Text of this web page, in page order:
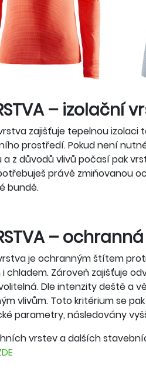
– izolační
zajišťuje tepelnou
prostředí. Pokud není
a z důvodů vlivů počasí pak
právě zmiňovanou
bundě.
–
je ochranným štítem
chladem. Zároveň zajišťuje
Dle intenzity deště a
vlivům. Toto kritérium se
parametry, následovány
vrstev a dalších